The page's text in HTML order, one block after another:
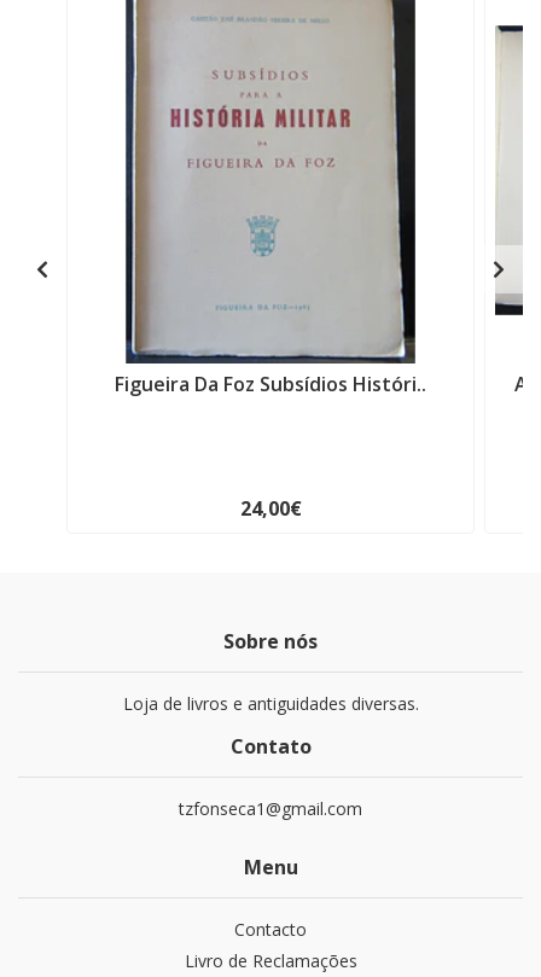
Figueira Da Foz Subsídios Históri..
24,00€
Sobre nós
Loja de livros e antiguidades diversas.
Contato
tzfonseca1@gmail.com
Menu
Contacto
Livro de Reclamações